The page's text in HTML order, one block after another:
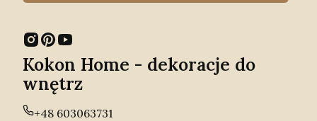
Kokon Home - dekoracje do
wnętrz
+48 603063731